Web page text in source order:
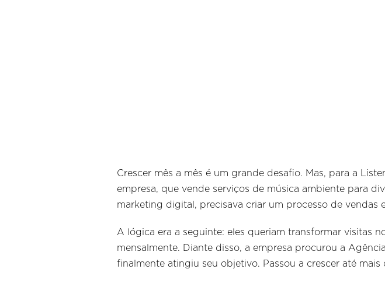
Crescer mês a mês é um grande desafio. Mas, para a
empresa, que vende serviços de música ambiente para
marketing digital, precisava criar um processo de vendas
A lógica era a seguinte: eles queriam transformar visitas
mensalmente. Diante disso, a empresa procurou a
finalmente atingiu seu objetivo. Passou a crescer até